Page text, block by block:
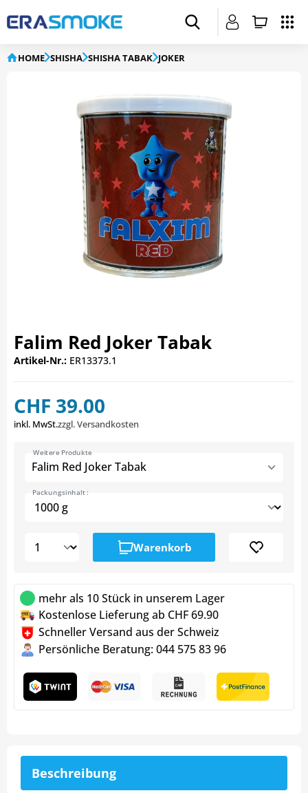
HOME SHISHA SHISHA TABAK JOKER
Falim Red Joker Tabak
Artikel-Nr.: ER13373.1
CHF 39.00
inkl. MwSt.zzgl. Versandkosten
Falim Red Joker Tabak
Weitere Produkte
Packungsinhalt :
Warenkorb
mehr als 10 Stück in unserem Lager
Kostenlose Lieferung ab CHF 69.90
Schneller Versand aus der Schweiz
Persönliche Beratung: 044 575 83 96
Beschreibung